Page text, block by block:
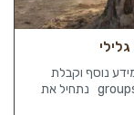
מידע נוסף וקבלת
הצעת מחיר לכל היום כתבו לנו: groups@westgalil.org.il נתחיל את